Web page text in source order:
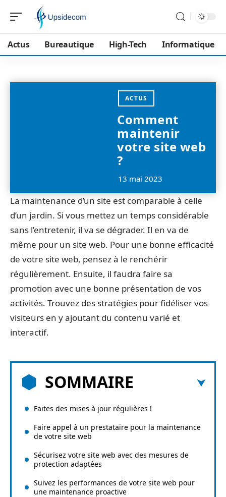
Actus Bureautique High-Tech Informatique
ACTUS
Comment
maintenir
votre site web
?
13 mai 2023
La maintenance d’un site est comparable à celle
d’un jardin. Si vous mettez un temps considérable
sans l’entretenir, il va se dégrader. Il en va de
même pour un site web. Pour une bonne efficacité
de votre site web, pensez à le renchérir
régulièrement. Ensuite, il faudra faire sa
promotion avec une bonne présentation de vos
activités. Trouvez des stratégies pour fidéliser vos
visiteurs en y ajoutant du contenu varié et
interactif.
SOMMAIRE
Faites des mises à jour régulières !
Faire appel à un prestataire pour la maintenance
de votre site web
Sécurisez votre site web avec des mesures de
protection adaptées
Suivez les performances de votre site web pour
une maintenance proactive